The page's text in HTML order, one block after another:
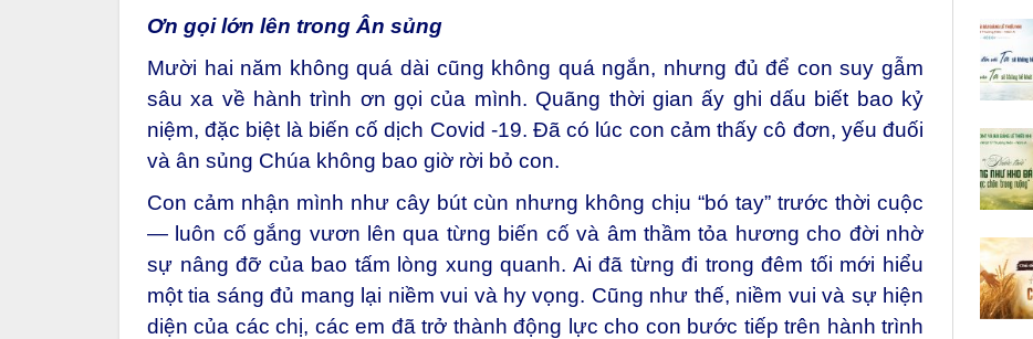
Ơn gọi lớn lên trong Ân sủng
Mười hai năm không quá dài cũng không quá ngắn, nhưng đủ để con suy gẫm
sâu xa về hành trình ơn gọi của mình. Quãng thời gian ấy ghi dấu biết bao kỷ
niệm, đặc biệt là biến cố dịch Covid -19. Đã có lúc con cảm thấy cô đơn, yếu đuối
và ân sủng Chúa không bao giờ rời bỏ con.
Con cảm nhận mình như cây bút cùn nhưng không chịu “bó tay” trước thời cuộc
— luôn cố gắng vươn lên qua từng biến cố và âm thầm tỏa hương cho đời nhờ
sự nâng đỡ của bao tấm lòng xung quanh. Ai đã từng đi trong đêm tối mới hiểu
một tia sáng đủ mang lại niềm vui và hy vọng. Cũng như thế, niềm vui và sự hiện
diện của các chị, các em đã trở thành động lực cho con bước tiếp trên hành trình